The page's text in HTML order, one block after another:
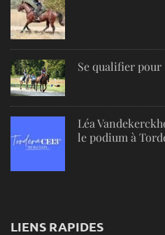
Se qualifier pour
Léa
le podium à
LIENS RAPIDES